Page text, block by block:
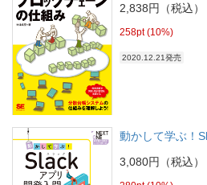
2,838円（税込）
258pt (10%)
2020.12.21発売
動かして学ぶ！
3,080円（税込）